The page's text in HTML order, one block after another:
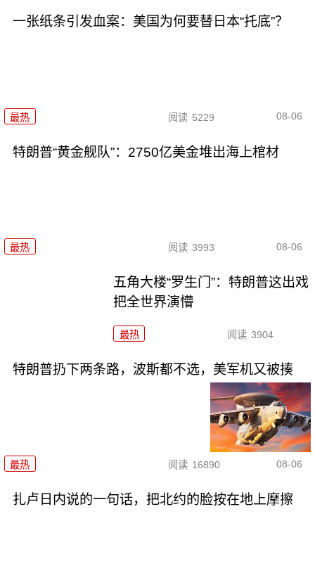
一张纸条引发血案：美国为何要替日本“托底”？
最热 阅读 5229 08-06
特朗普“黄金舰队”：2750亿美金堆出海上棺材
最热 阅读 3993 08-06
五角大楼“罗生门”：特朗普这出戏
把全世界演懵
最热 阅读 3904
特朗普扔下两条路，波斯都不选，美军机又被揍
最热 阅读 16890 08-06
扎卢日内说的一句话，把北约的脸按在地上摩擦